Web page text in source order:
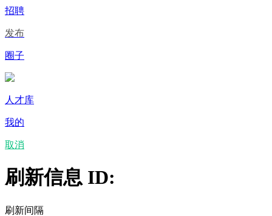
招聘
发布
圈子
人才库
我的
取消
刷新信息 ID:
刷新间隔